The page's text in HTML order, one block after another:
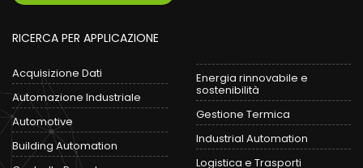
RICERCA PER APPLICAZIONE
Acquisizione Dati
Automazione Industriale
Automotive
Building Automation
Energia rinnovabile e
sostenibilità
Gestione Termica
Industrial Automation
Logistica e Trasporti